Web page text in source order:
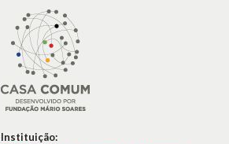
Instituição: